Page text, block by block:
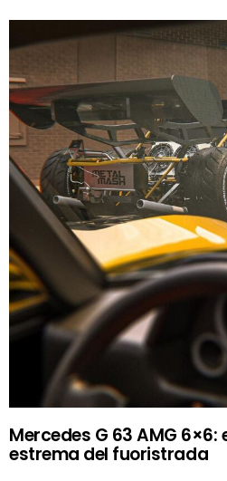
Mercedes G 63 AMG
estrema del fuoristrada